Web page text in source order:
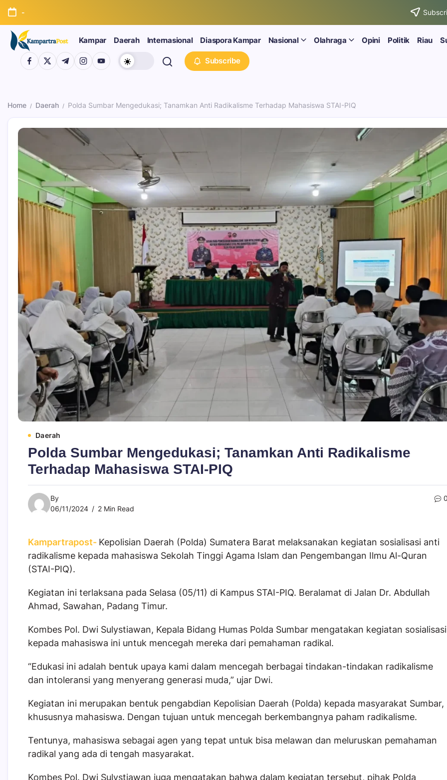
-
Kampar Daerah Internasional Diaspora Kampar Nasional Olahraga Opini Politik Riau
Subscribe
Home / Daerah / Polda Sumbar Mengedukasi; Tanamkan Anti Radikalisme Terhadap Mahasiswa STAI-PIQ
Daerah
Polda Sumbar Mengedukasi; Tanamkan Anti Radikalisme
Terhadap Mahasiswa STAI-PIQ
By
06/11/2024
2 Min Read
Kampartrapost- Kepolisian Daerah (Polda) Sumatera Barat melaksanakan kegiatan sosialisasi anti
radikalisme kepada mahasiswa Sekolah Tinggi Agama Islam dan Pengembangan Ilmu Al-Quran
(STAI-PIQ).
Kegiatan ini terlaksana pada Selasa (05/11) di Kampus STAI-PIQ. Beralamat di Jalan Dr. Abdullah
Ahmad, Sawahan, Padang Timur.
Kombes Pol. Dwi Sulystiawan, Kepala Bidang Humas Polda Sumbar mengatakan kegiatan sosialisasi
kepada mahasiswa ini untuk mencegah mereka dari pemahaman radikal.
“Edukasi ini adalah bentuk upaya kami dalam mencegah berbagai tindakan-tindakan radikalisme
dan intoleransi yang menyerang generasi muda,” ujar Dwi.
Kegiatan ini merupakan bentuk pengabdian Kepolisian Daerah (Polda) kepada masyarakat Sumbar,
khususnya mahasiswa. Dengan tujuan untuk mencegah berkembangnya paham radikalisme.
Tentunya, mahasiswa sebagai agen yang tepat untuk bisa melawan dan meluruskan pemahaman
radikal yang ada di tengah masyarakat.
Kombes Pol. Dwi Sulystiawan juga mengatakan bahwa dalam kegiatan tersebut, pihak Polda